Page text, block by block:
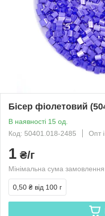
Бісер фіолетовий
В наявності 15 од.
Код: 50401.018-2485
Опт
1 ₴/г
Мінімальна сума
0,50 ₴ від 100 г